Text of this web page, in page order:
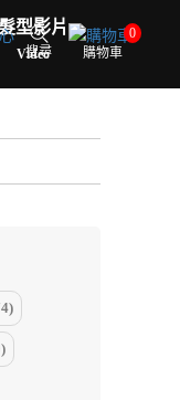
髮型影片
Video
搜尋
0
購物車